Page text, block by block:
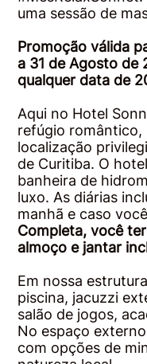
uma sessão de
Promoção válida
a 31 de Agosto de
qualquer data de
Aqui no Hotel
refúgio romântico,
localização
de Curitiba. O
banheira de
luxo. As diárias
manhã e caso
Completa, você
almoço e jantar
Em nossa
piscina, jacuzzi
salão de jogos,
No espaço
com opções de